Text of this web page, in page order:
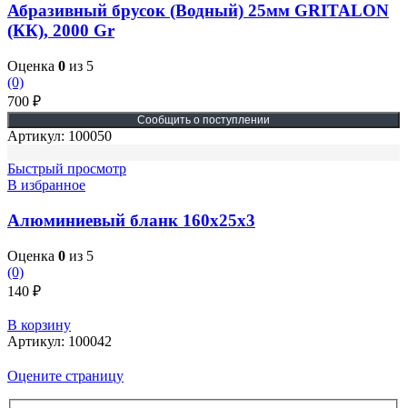
Абразивный брусок (Водный) 25мм GRITALON
(КК), 2000 Gr
Оценка 0 из 5
(0)
700 ₽
Артикул: 100050
Быстрый просмотр
В избранное
Алюминиевый бланк 160х25х3
Оценка 0 из 5
(0)
140 ₽
В корзину
Артикул: 100042
Оцените страницу